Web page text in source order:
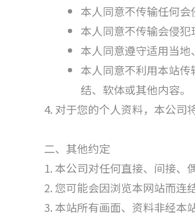
本人同意不传输任何会
本人同意不传输会侵犯
本人同意遵守适用当地
本人同意不利用本站
结、软体或其他内容。
4. 对于您的个人资料，本公司
二、其他约定
1. 本公司对任何直接、间接、
2. 您可能会因浏览本网站而连
3. 本站所有画面、资料非经本